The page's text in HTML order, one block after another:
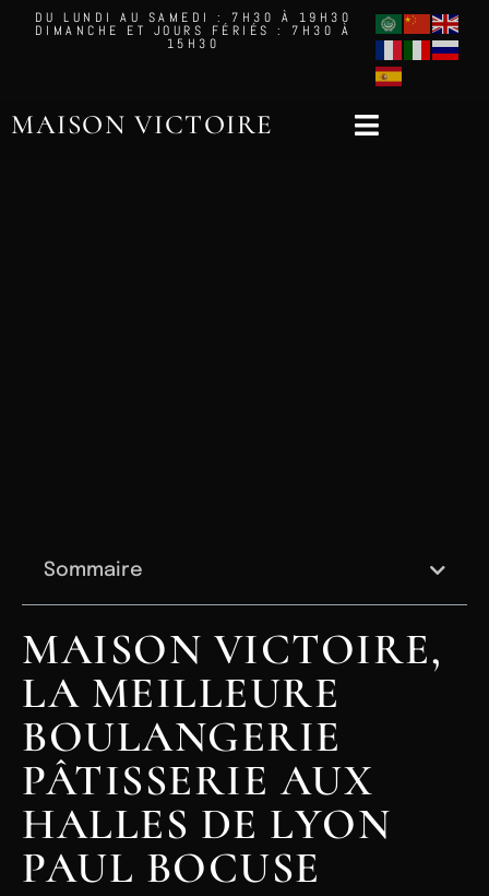
DU LUNDI AU SAMEDI : 7H30 À 19H30
DIMANCHE ET JOURS FÉRIÉS : 7H30 À
15H30
MAISON VICTOIRE
Sommaire
MAISON VICTOIRE,
LA MEILLEURE
BOULANGERIE
PÂTISSERIE AUX
HALLES DE LYON
PAUL BOCUSE